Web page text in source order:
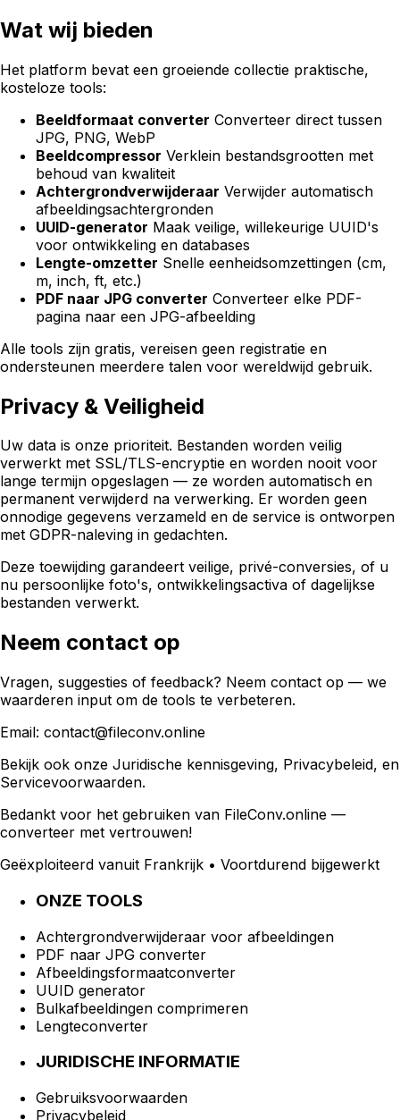
Wat wij bieden
Het platform bevat een groeiende collectie praktische,
kosteloze tools:
Beeldformaat converter Converteer direct tussen
JPG, PNG, WebP
Beeldcompressor Verklein bestandsgrootten met
behoud van kwaliteit
Achtergrondverwijderaar Verwijder automatisch
afbeeldingsachtergronden
UUID-generator Maak veilige, willekeurige UUID's
voor ontwikkeling en databases
Lengte-omzetter Snelle eenheidsomzettingen (cm,
m, inch, ft, etc.)
PDF naar JPG converter Converteer elke PDF-
pagina naar een JPG-afbeelding
Alle tools zijn gratis, vereisen geen registratie en
ondersteunen meerdere talen voor wereldwijd gebruik.
Privacy & Veiligheid
Uw data is onze prioriteit. Bestanden worden veilig
verwerkt met SSL/TLS-encryptie en worden nooit voor
lange termijn opgeslagen — ze worden automatisch en
permanent verwijderd na verwerking. Er worden geen
onnodige gegevens verzameld en de service is ontworpen
met GDPR-naleving in gedachten.
Deze toewijding garandeert veilige, privé-conversies, of u
nu persoonlijke foto's, ontwikkelingsactiva of dagelijkse
bestanden verwerkt.
Neem contact op
Vragen, suggesties of feedback? Neem contact op — we
waarderen input om de tools te verbeteren.
Email: contact@fileconv.online
Bekijk ook onze Juridische kennisgeving, Privacybeleid, en
Servicevoorwaarden.
Bedankt voor het gebruiken van FileConv.online —
converteer met vertrouwen!
Geëxploiteerd vanuit Frankrijk • Voortdurend bijgewerkt
ONZE TOOLS
Achtergrondverwijderaar voor afbeeldingen
PDF naar JPG converter
Afbeeldingsformaatconverter
UUID generator
Bulkafbeeldingen comprimeren
Lengteconverter
JURIDISCHE INFORMATIE
Gebruiksvoorwaarden
Privacybeleid